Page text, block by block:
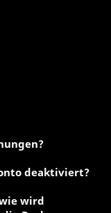
deaktiviert?
wird